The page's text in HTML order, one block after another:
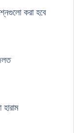
করা হবে